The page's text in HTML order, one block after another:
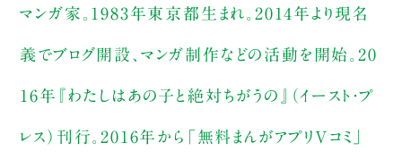
マンガ家。1983年東京都生まれ。2014年より現名
義でブログ開設、マンガ制作などの活動を開始。20
16年『わたしはあの子と絶対ちがうの』（イースト・プ
レス）刊行。2016年から「無料まんがアプリVコミ」